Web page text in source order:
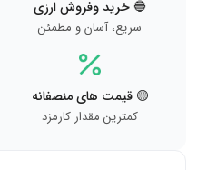
🔵 خرید وفروش ارزی
سریع، آسان و مطمئن
🟡 قیمت های منصفانه
کمترین مقدار کارمزد